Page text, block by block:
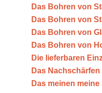
Das Bohren von
Das Bohren von
Das Bohren von
Das Bohren von
Die lieferbaren
Das
Das meinen